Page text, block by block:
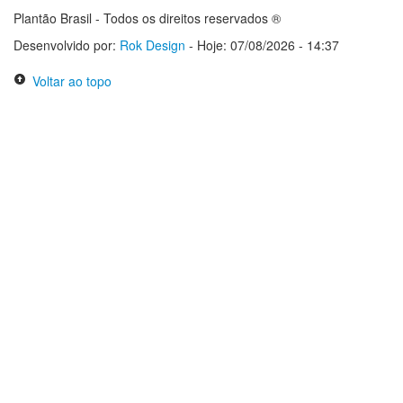
Plantão Brasil - Todos os direitos reservados ®
Desenvolvido por: Rok Design - Hoje: 07/08/2026 - 14:37
Voltar ao topo